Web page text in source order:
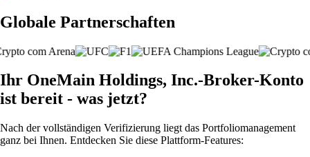
Globale Partnerschaften
Ihr OneMain Holdings, Inc.-Broker-Konto
ist bereit - was jetzt?
Nach der vollständigen Verifizierung liegt das Portfoliomanagement
ganz bei Ihnen. Entdecken Sie diese Plattform-Features: